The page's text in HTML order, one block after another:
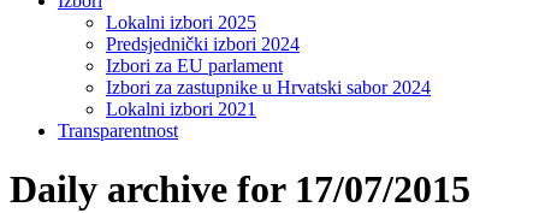
Lokalni izbori 2025
Predsjednički izbori 2024
Izbori za EU parlament
Izbori za zastupnike u Hrvatski sabor 2024
Lokalni izbori 2021
Transparentnost
Daily archive for 17/07/2015